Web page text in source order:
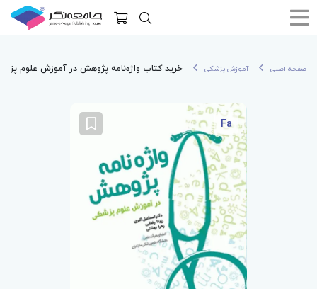
صفحه اصلی آموزش پزشکی خرید کتاب واژه‌نامه پژوهش در آموزش علوم
Fa